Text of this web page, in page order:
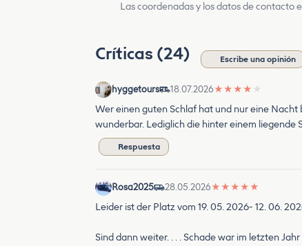
Las coordenadas y los datos de contacto
Críticas (24) Escribe una opinión
hyggetours 18.07.2026★ ★ ★ ★ ★
Wer einen guten Schlaf hat und nur eine
wunderbar. Lediglich die hinter einem liegende
Respuesta
Rosa2025 28.05.2026★ ★ ★ ★ ★
Leider ist der Platz vom 19. 05. 2026- 12. 06.
Sind dann weiter. . . . Schade war im letzten